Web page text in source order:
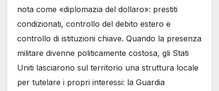
nota come «diplomazia del dollaro»: prestiti
condizionati, controllo del debito estero e
controllo di istituzioni chiave. Quando la presenza
militare divenne politicamente costosa, gli Stati
Uniti lasciarono sul territorio una struttura locale
per tutelare i propri interessi: la Guardia